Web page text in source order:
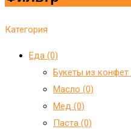
Категория
Еда (0)
Букеты из конфет
Масло (0)
Мед (0)
Паста (0)